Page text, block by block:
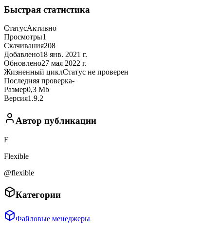
Быстрая статистика
СтатусАктивно
Просмотры1
Скачивания208
Добавлено18 янв. 2021 г.
Обновлено27 мая 2022 г.
Жизненный циклСтатус не проверен
Последняя проверка-
Размер0,3 Mb
Версия1.9.2
Автор публикации
F
Flexible
@flexible
Категории
Файловые менеджеры